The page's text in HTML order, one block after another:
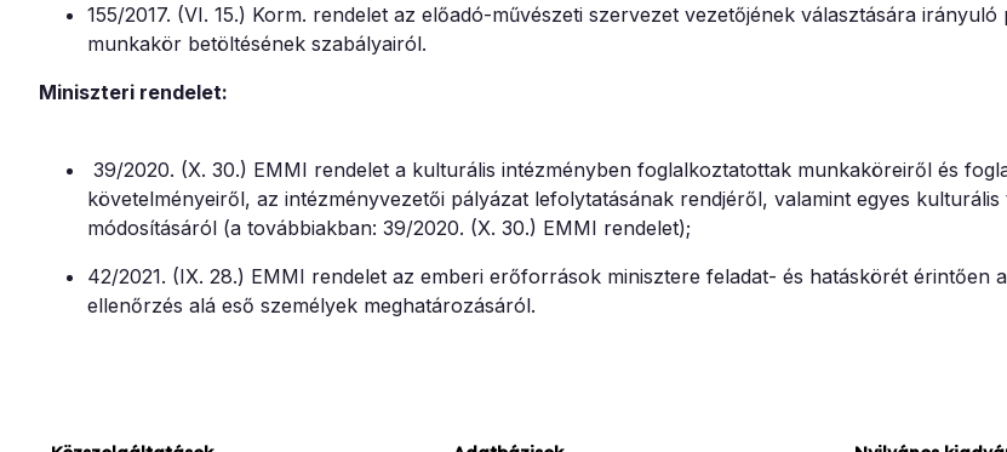
155/2017. (VI. 15.) Korm. rendelet az előadó-művészeti szervezet vezetőjének választására
munkakör betöltésének szabályairól.
Miniszteri rendelet:
39/2020. (X. 30.) EMMI rendelet a kulturális intézményben foglalkoztatottak munkaköreiről és
követelményeiről, az intézményvezetői pályázat lefolytatásának rendjéről, valamint egyes
módosításáról (a továbbiakban: 39/2020. (X. 30.) EMMI rendelet);
42/2021. (IX. 28.) EMMI rendelet az emberi erőforrások minisztere feladat- és hatáskörét érintően
ellenőrzés alá eső személyek meghatározásáról.